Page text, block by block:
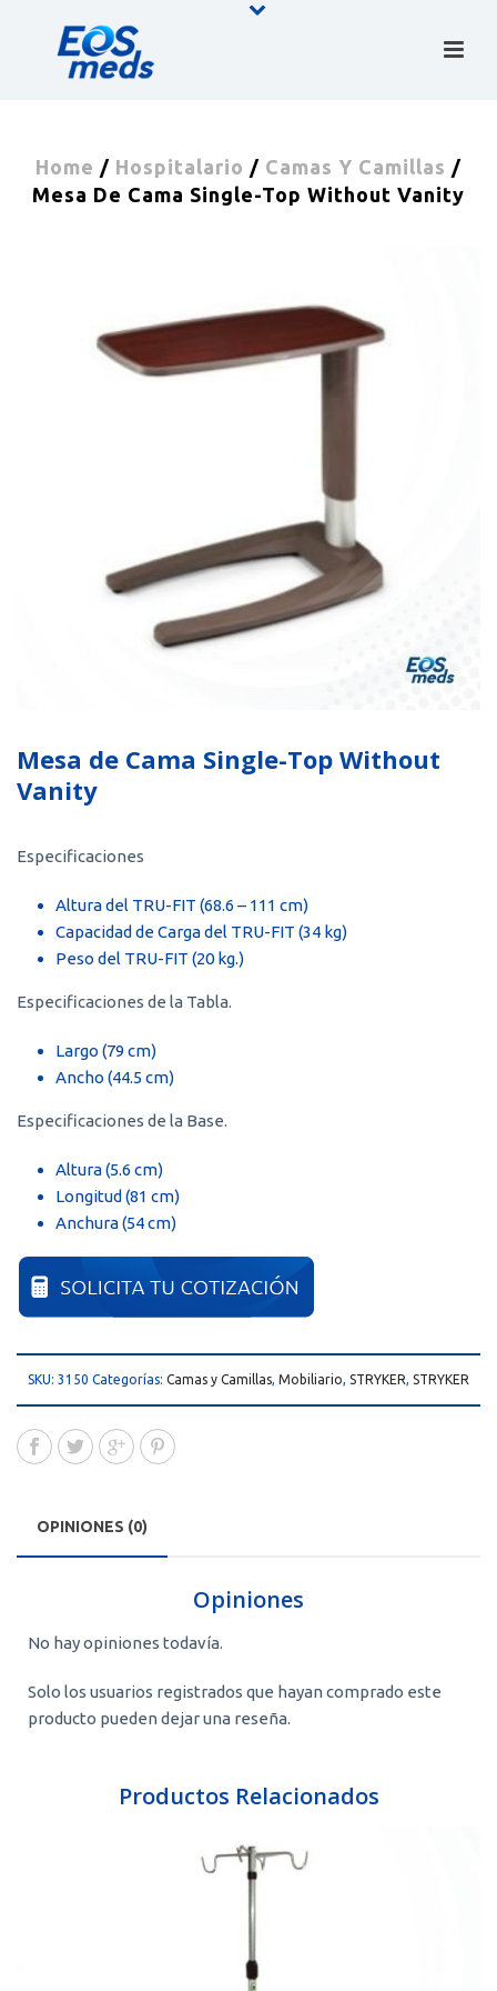
Home / Hospitalario / Camas Y Camillas /
Mesa De Cama Single-Top Without Vanity
Mesa de Cama Single-Top Without
Vanity
Especificaciones
Altura del TRU-FIT (68.6 – 111 cm)
Capacidad de Carga del TRU-FIT (34 kg)
Peso del TRU-FIT (20 kg.)
Especificaciones de la Tabla.
Largo (79 cm)
Ancho (44.5 cm)
Especificaciones de la Base.
Altura (5.6 cm)
Longitud (81 cm)
Anchura (54 cm)
SKU: 3150 Categorías: Camas y Camillas, Mobiliario, STRYKER, STRYKER
OPINIONES (0)
Opiniones
No hay opiniones todavía.
Solo los usuarios registrados que hayan comprado este
producto pueden dejar una reseña.
Productos Relacionados